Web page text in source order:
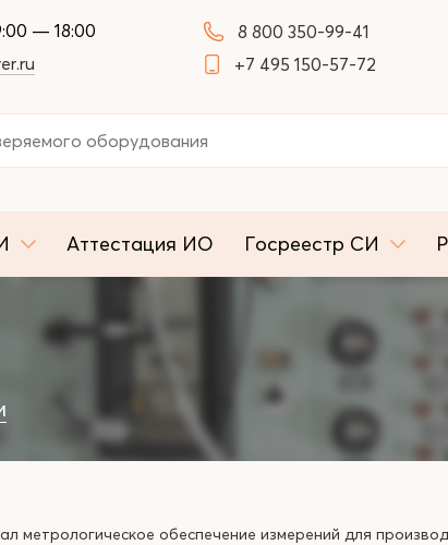
— 18:00
8 800 350-99-41
+7 495 150-57-72
Аттестация ИО Госреестр СИ
метрологическое обеспечение измерений для